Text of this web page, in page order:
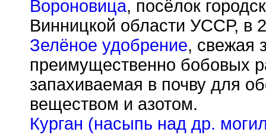
Вороновица, посёлок
Винницкой области УССР, в
Зелёное удобрение, свежая
преимущественно бобовых
запахиваемая в почву для
веществом и азотом.
Курган (насыпь над др.